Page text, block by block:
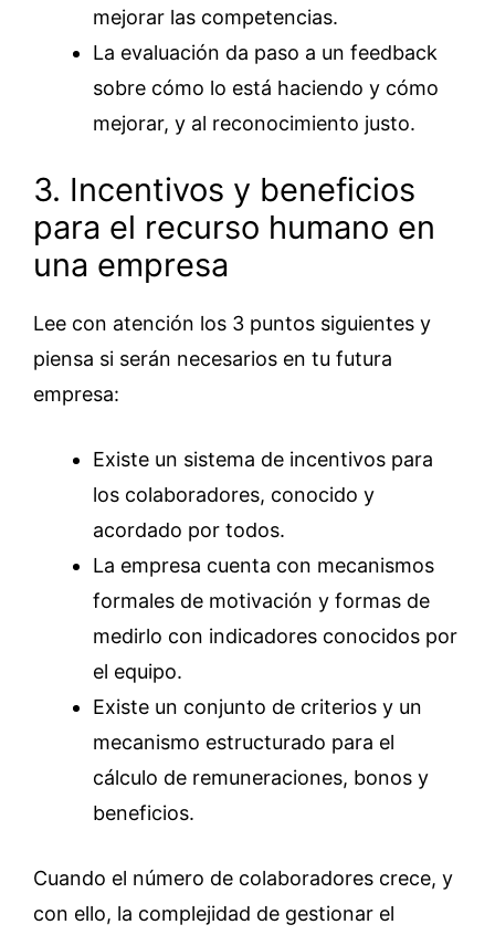
mejorar las competencias.
La evaluación da paso a un feedback
sobre cómo lo está haciendo y cómo
mejorar, y al reconocimiento justo.
3. Incentivos y beneficios
para el recurso humano en
una empresa
Lee con atención los 3 puntos siguientes y
piensa si serán necesarios en tu futura
empresa:
Existe un sistema de incentivos para
los colaboradores, conocido y
acordado por todos.
La empresa cuenta con mecanismos
formales de motivación y formas de
medirlo con indicadores conocidos por
el equipo.
Existe un conjunto de criterios y un
mecanismo estructurado para el
cálculo de remuneraciones, bonos y
beneficios.
Cuando el número de colaboradores crece, y
con ello, la complejidad de gestionar el